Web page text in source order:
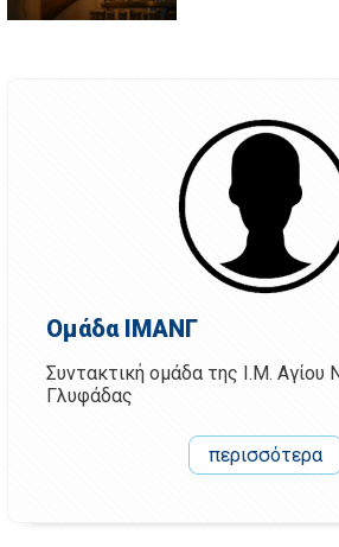
Ομάδα ΙΜΑΝΓ
Συντακτική ομάδα της Ι.Μ. Αγίου
Γλυφάδας
περισσότερα